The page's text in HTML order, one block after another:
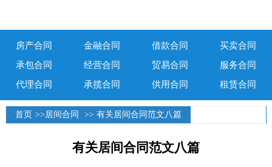
房产合同 金融合同 借款合同
买卖合同
承包合同
经营合同 贸易合同
服务合同
代理合同
承揽合同 供用合同 租赁合同
首页 >> 居间合同 >> 有关居间合同范文八篇
有关居间合同范文八篇